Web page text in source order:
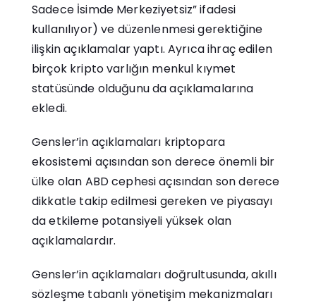
Sadece İsimde Merkeziyetsiz” ifadesi
kullanılıyor) ve düzenlenmesi gerektiğine
ilişkin açıklamalar yaptı. Ayrıca ihraç edilen
birçok kripto varlığın menkul kıymet
statüsünde olduğunu da açıklamalarına
ekledi.
Gensler’in açıklamaları kriptopara
ekosistemi açısından son derece önemli bir
ülke olan ABD cephesi açısından son derece
dikkatle takip edilmesi gereken ve piyasayı
da etkileme potansiyeli yüksek olan
açıklamalardır.
Gensler’in açıklamaları doğrultusunda, akıllı
sözleşme tabanlı yönetişim mekanizmaları